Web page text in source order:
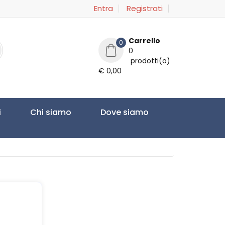
Entra Registrati
0
Carrello
0
prodotti(o)
€ 0,00
Chi siamo Dove siamo